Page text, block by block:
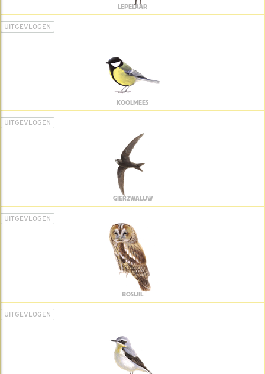
LEPELAAR
UITGEVLOGEN
KOOLMEES
UITGEVLOGEN
GIERZWALUW
UITGEVLOGEN
BOSUIL
UITGEVLOGEN